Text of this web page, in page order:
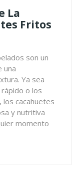
La
Fritos
son un
una
Ya sea
o los
cacahuetes
y nutritiva
momento